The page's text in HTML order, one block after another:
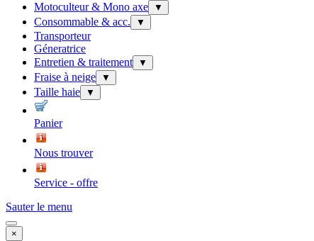
Motoculteur & Mono axe
▼
Consommable & acc. ▼
Transporteur
Géneratrice
Entretien & traitement
▼
Fraise à neige ▼
Taille haie ▼
Panier
Nous trouver
Service - offre
Sauter le menu
×